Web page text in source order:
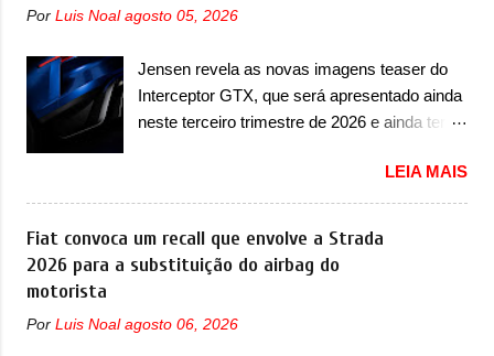
será um carro muito exclusivo. Ao todo,
para todo mundo, ou seja, limitado demais.
Ele será equipado com um motor V10
Supercharger capaz de desenvolver cerca de
visual e também mudará de nome. Vendido
passará a ser vendido na China apenas
como ‘20’. Junto das mudanças visuais, a
marca confirmou que ele pode ser um dos
novo motor elétrico. Chamado de ’16 em 1’,
também chamado de Thunder, ele apresenta
uma melhoria de eficiência térmica e integra
12 elementos de hardware. Entre eles, motor
conversor CC-CC, OBC, PDU, HBMS,
Por Luis Noal agosto 05, 2026
Jensen revela as novas imagens teaser do
Interceptor GTX, que será apresentado ainda
neste terceiro trimestre de 2026 e ainda terá
Jensen International Automotive (abreviação
de JIA) apresentou uma nova imagem teaser
que mostra como será o Interceptor GTX, o
esportivo que recolocará a marca no
mercado. O granturismo (GT) apareceu em
aparece o para-choque traseiro. A marca
LEIA MAIS
Fiat convoca um recall que envolve a Strada
2026 para a substituição do airbag do
motorista
Por Luis Noal agosto 06, 2026